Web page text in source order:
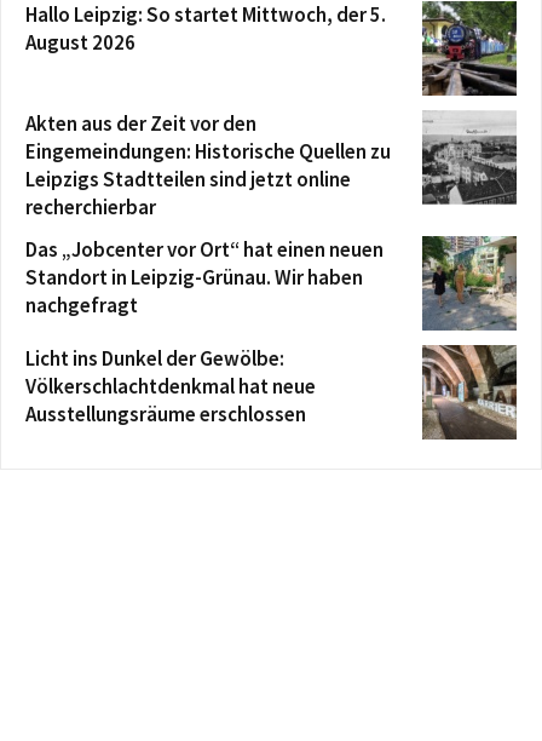
Hallo Leipzig: So startet Mittwoch, der 5.
August 2026
Akten aus der Zeit vor den
Eingemeindungen: Historische Quellen zu
Leipzigs Stadtteilen sind jetzt online
recherchierbar
Das „Jobcenter vor Ort“ hat einen neuen
Standort in Leipzig-Grünau. Wir haben
nachgefragt
Licht ins Dunkel der Gewölbe:
Völkerschlachtdenkmal hat neue
Ausstellungsräume erschlossen